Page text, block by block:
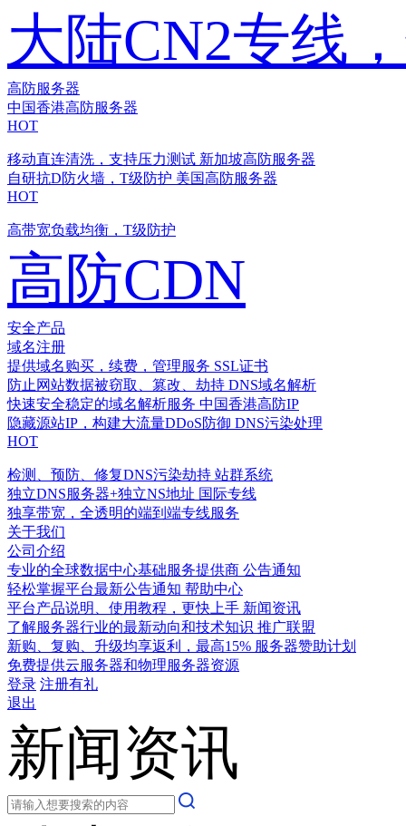
大陆CN2专线
高防服务器
中国香港高防服务器
HOT
移动直连清洗，支持压力测试 新加坡高防服务器
自研抗D防火墙，T级防护 美国高防服务器
HOT
高带宽负载均衡，T级防护
高防CDN
安全产品
域名注册
提供域名购买，续费，管理服务 SSL证书
防止网站数据被窃取、篡改、劫持 DNS域名解析
快速安全稳定的域名解析服务 中国香港高防IP
隐藏源站IP，构建大流量DDoS防御 DNS污染处理
HOT
检测、预防、修复DNS污染劫持 站群系统
独立DNS服务器+独立NS地址 国际专线
独享带宽，全透明的端到端专线服务
关于我们
公司介绍
专业的全球数据中心基础服务提供商 公告通知
轻松掌握平台最新公告通知 帮助中心
平台产品说明、使用教程，更快上手 新闻资讯
了解服务器行业的最新动向和技术知识 推广联盟
新购、复购、升级均享返利，最高15% 服务器赞助计划
免费提供云服务器和物理服务器资源
登录 注册有礼
退出
新闻资讯